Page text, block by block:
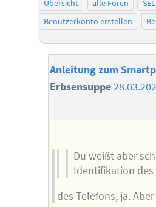
Übersicht alle Foren
Benutzerkonto erstellen
Anleitung zum
Erbsensuppe
Du weißt aber
Identifikation des
des Telefons, ja.